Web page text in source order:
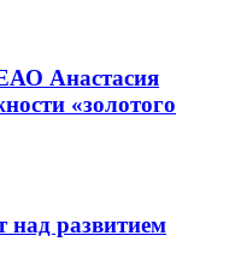
Анастасия
«золотого
развитием